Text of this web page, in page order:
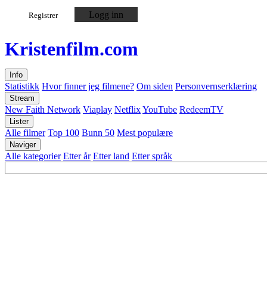
Registrer Logg inn
Kristenfilm.com
Info
Statistikk Hvor finner jeg filmene? Om siden Personvernserklæring
Stream
New Faith Network Viaplay NetflixYouTube RedeemTV
Lister
Alle filmer Top 100 Bunn 50 Mest populære
Naviger
Alle kategorier Etter år Etter land Etter språk